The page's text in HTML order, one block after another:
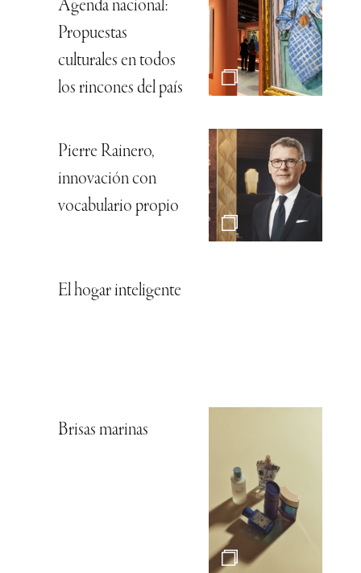
Agenda nacional:
Propuestas
culturales en todos
los rincones del país
Pierre Rainero,
innovación con
vocabulario propio
El hogar inteligente
Brisas marinas